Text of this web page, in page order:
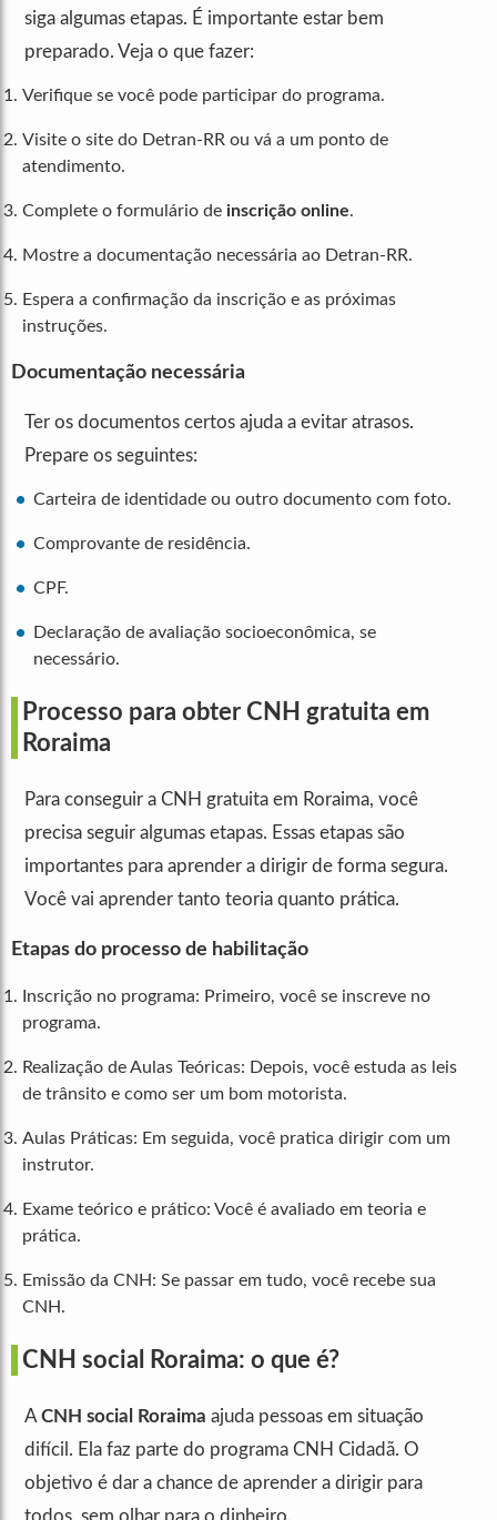
siga algumas etapas. É importante estar bem
preparado. Veja o que fazer:
Verifique se você pode participar do programa.
Visite o site do Detran-RR ou vá a um ponto de
atendimento.
Complete o formulário de inscrição online.
Mostre a documentação necessária ao Detran-RR.
Espera a confirmação da inscrição e as próximas
instruções.
Documentação necessária
Ter os documentos certos ajuda a evitar atrasos.
Prepare os seguintes:
Carteira de identidade ou outro documento com foto.
Comprovante de residência.
CPF.
Declaração de avaliação socioeconômica, se
necessário.
Processo para obter CNH gratuita em
Roraima
Para conseguir a CNH gratuita em Roraima, você
precisa seguir algumas etapas. Essas etapas são
importantes para aprender a dirigir de forma segura.
Você vai aprender tanto teoria quanto prática.
Etapas do processo de habilitação
Inscrição no programa: Primeiro, você se inscreve no
programa.
Realização de Aulas Teóricas: Depois, você estuda as leis
de trânsito e como ser um bom motorista.
Aulas Práticas: Em seguida, você pratica dirigir com um
instrutor.
Exame teórico e prático: Você é avaliado em teoria e
prática.
Emissão da CNH: Se passar em tudo, você recebe sua
CNH.
CNH social Roraima: o que é?
A CNH social Roraima ajuda pessoas em situação
difícil. Ela faz parte do programa CNH Cidadã. O
objetivo é dar a chance de aprender a dirigir para
todos, sem olhar para o dinheiro.